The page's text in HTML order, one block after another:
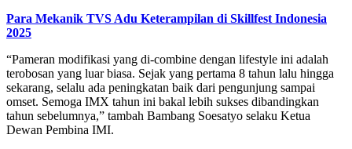
Para Mekanik TVS Adu Keterampilan di Skillfest Indonesia
2025
“Pameran modifikasi yang di-combine dengan lifestyle ini adalah
terobosan yang luar biasa. Sejak yang pertama 8 tahun lalu hingga
sekarang, selalu ada peningkatan baik dari pengunjung sampai
omset. Semoga IMX tahun ini bakal lebih sukses dibandingkan
tahun sebelumnya,” tambah Bambang Soesatyo selaku Ketua
Dewan Pembina IMI.